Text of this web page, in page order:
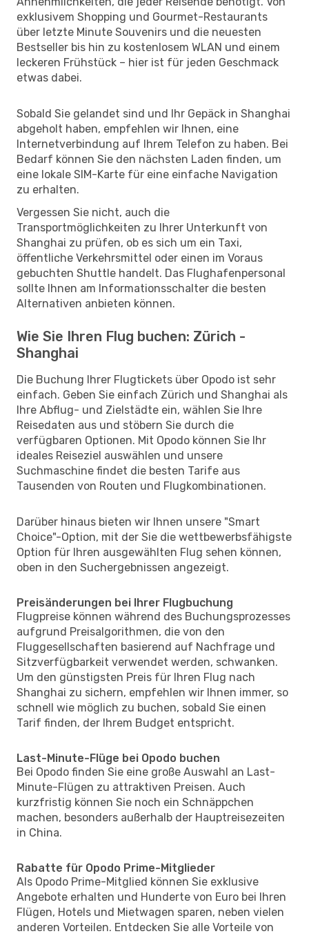
exklusivem Shopping und Gourmet-Restaurants
über letzte Minute Souvenirs und die neuesten
Bestseller bis hin zu kostenlosem WLAN und einem
leckeren Frühstück – hier ist für jeden Geschmack
etwas dabei.
Sobald Sie gelandet sind und Ihr Gepäck in Shanghai
abgeholt haben, empfehlen wir Ihnen, eine
Internetverbindung auf Ihrem Telefon zu haben. Bei
Bedarf können Sie den nächsten Laden finden, um
eine lokale SIM-Karte für eine einfache Navigation
zu erhalten.
Vergessen Sie nicht, auch die
Transportmöglichkeiten zu Ihrer Unterkunft von
Shanghai zu prüfen, ob es sich um ein Taxi,
öffentliche Verkehrsmittel oder einen im Voraus
gebuchten Shuttle handelt. Das Flughafenpersonal
sollte Ihnen am Informationsschalter die besten
Alternativen anbieten können.
Wie Sie Ihren Flug buchen: Zürich -
Shanghai
Die Buchung Ihrer Flugtickets über Opodo ist sehr
einfach. Geben Sie einfach Zürich und Shanghai als
Ihre Abflug- und Zielstädte ein, wählen Sie Ihre
Reisedaten aus und stöbern Sie durch die
verfügbaren Optionen. Mit Opodo können Sie Ihr
ideales Reiseziel auswählen und unsere
Suchmaschine findet die besten Tarife aus
Tausenden von Routen und Flugkombinationen.
Darüber hinaus bieten wir Ihnen unsere "Smart
Choice"-Option, mit der Sie die wettbewerbsfähigste
Option für Ihren ausgewählten Flug sehen können,
oben in den Suchergebnissen angezeigt.
Preisänderungen bei Ihrer Flugbuchung
Flugpreise können während des Buchungsprozesses
aufgrund Preisalgorithmen, die von den
Fluggesellschaften basierend auf Nachfrage und
Sitzverfügbarkeit verwendet werden, schwanken.
Um den günstigsten Preis für Ihren Flug nach
Shanghai zu sichern, empfehlen wir Ihnen immer, so
schnell wie möglich zu buchen, sobald Sie einen
Tarif finden, der Ihrem Budget entspricht.
Last-Minute-Flüge bei Opodo buchen
Bei Opodo finden Sie eine große Auswahl an Last-
Minute-Flügen zu attraktiven Preisen. Auch
kurzfristig können Sie noch ein Schnäppchen
machen, besonders außerhalb der Hauptreisezeiten
in China.
Rabatte für Opodo Prime-Mitglieder
Als Opodo Prime-Mitglied können Sie exklusive
Angebote erhalten und Hunderte von Euro bei Ihren
Flügen, Hotels und Mietwagen sparen, neben vielen
anderen Vorteilen. Entdecken Sie alle Vorteile von